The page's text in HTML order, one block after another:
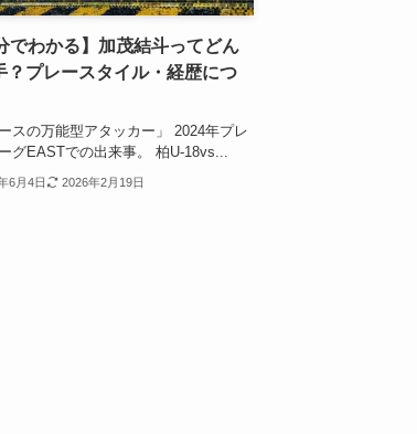
でわかる】加茂結斗ってどん
？プレースタイル・経歴につ
ースの万能型アタッカー」 2024年プレ
グEASTでの出来事。 柏U-18vs...
6月4日 2026年2月19日